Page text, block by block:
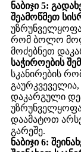
ნაბიჯი 5:
შეამოწმეთ
რომ ბოლო
მოძებნეთ
საჭიროების
სკანირების
დაკარგული
დაამატოთ
გარეშე.
ნაბიჯი 6: